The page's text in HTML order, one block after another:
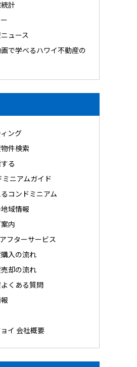
計
ュース
で学べるハワイ不動産の
ング
件検索
る
ニアムガイド
コンドミニアム
域情報
内
フターサービス
入の流れ
却の流れ
くある質問
イ 会社概要